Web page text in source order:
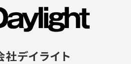
デイライト